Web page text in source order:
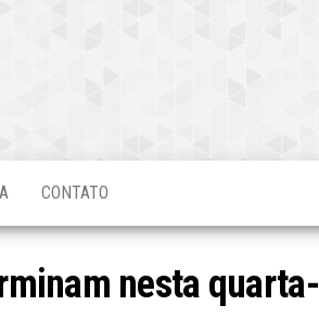
CONTATO
nesta quarta-